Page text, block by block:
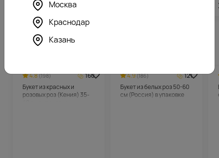
3566₽
Похожие товары
4.8(198)
160
Букет из красных и
розовых роз (Кения) 35-
4.9(186)
121
Букет из белых роз 50-60
см (Россия) в упаковке
Москва
Краснодар
Казань